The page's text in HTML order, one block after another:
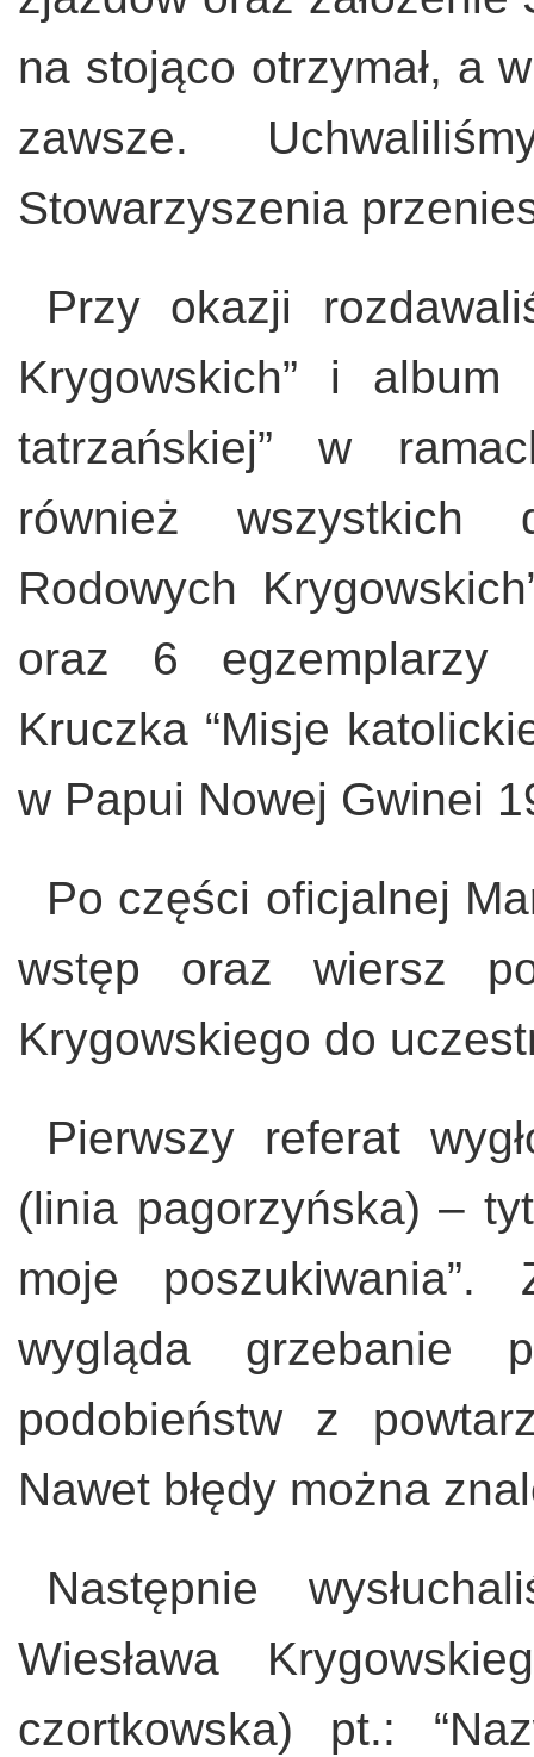
na stojąco otrzymał, a
zawsze.
Stowarzyszenia
Przy okazji
Krygowskich” i album
tatrzańskiej” w
również wszystkich
Rodowych
oraz 6 egzemplarzy
Kruczka “Misje
w Papui Nowej Gwinei
Po części oficjalnej
wstęp oraz wiersz
Krygowskiego do
Pierwszy referat
(linia pagorzyńska) –
moje poszukiwania”.
wygląda grzebanie
podobieństw z
Nawet błędy można
Następnie
Wiesława
czortkowska) pt.: